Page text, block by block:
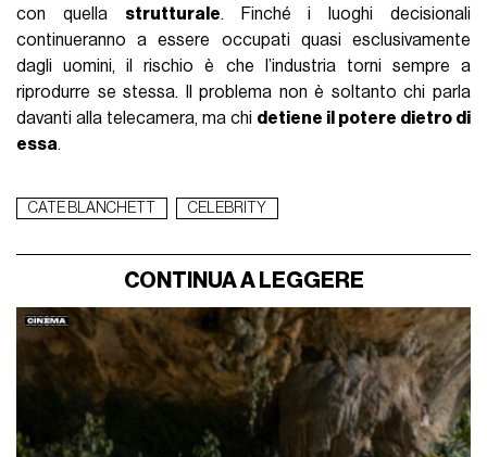
con quella strutturale. Finché i luoghi decisionali
continueranno a essere occupati quasi esclusivamente
dagli uomini, il rischio è che l’industria torni sempre a
riprodurre se stessa. Il problema non è soltanto chi parla
davanti alla telecamera, ma chi detiene il potere dietro di
essa.
CATE BLANCHETT CELEBRITY
CONTINUA A LEGGERE